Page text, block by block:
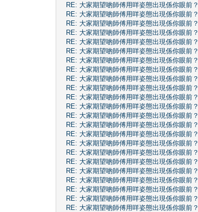
RE: 大家期望啲師傅用咩姿態出現係你眼前？
RE: 大家期望啲師傅用咩姿態出現係你眼前？
RE: 大家期望啲師傅用咩姿態出現係你眼前？
RE: 大家期望啲師傅用咩姿態出現係你眼前？
RE: 大家期望啲師傅用咩姿態出現係你眼前？
RE: 大家期望啲師傅用咩姿態出現係你眼前？
RE: 大家期望啲師傅用咩姿態出現係你眼前？
RE: 大家期望啲師傅用咩姿態出現係你眼前？
RE: 大家期望啲師傅用咩姿態出現係你眼前？
RE: 大家期望啲師傅用咩姿態出現係你眼前？
RE: 大家期望啲師傅用咩姿態出現係你眼前？
RE: 大家期望啲師傅用咩姿態出現係你眼前？
RE: 大家期望啲師傅用咩姿態出現係你眼前？
RE: 大家期望啲師傅用咩姿態出現係你眼前？
RE: 大家期望啲師傅用咩姿態出現係你眼前？
RE: 大家期望啲師傅用咩姿態出現係你眼前？
RE: 大家期望啲師傅用咩姿態出現係你眼前？
RE: 大家期望啲師傅用咩姿態出現係你眼前？
RE: 大家期望啲師傅用咩姿態出現係你眼前？
RE: 大家期望啲師傅用咩姿態出現係你眼前？
RE: 大家期望啲師傅用咩姿態出現係你眼前？
RE: 大家期望啲師傅用咩姿態出現係你眼前？
RE: 大家期望啲師傅用咩姿態出現係你眼前？